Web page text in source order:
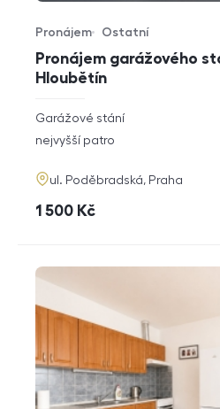
Pronájem garážového
Hloubětín
Typ nabídky
Pronájem
Typ nemovitosti
Ostatní
rozměry
dispozice
Garážové stání
funkce
nejvyšší patro
adresa
ul. Poděbradská, Praha
cena
1 500 Kč